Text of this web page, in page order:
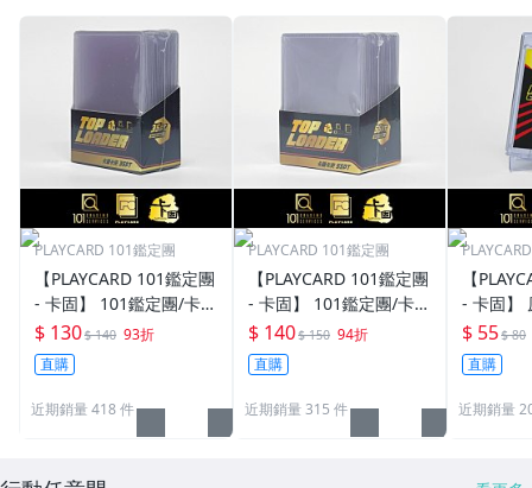
PLAYCARD 101鑑定團
【PLAYCARD 101鑑定團
- 卡固】 101鑑定團/卡固
原廠原裝 一般卡夾 / 塑
膠殼 尺寸：35pt
$ 130$ 140 93折
直購
近期銷量 418 件
PLAYCARD 101鑑定團
【PLAYCARD 101鑑定團
- 卡固】 101鑑定團/卡固
原廠原裝 一般卡夾 / 塑
膠殼 尺寸：55pt
$ 140$ 150 94折
直購
近期銷量 315 件
【
- 卡固】
卡夾 /
pt /
$ 55$ 80
直購
近期銷量